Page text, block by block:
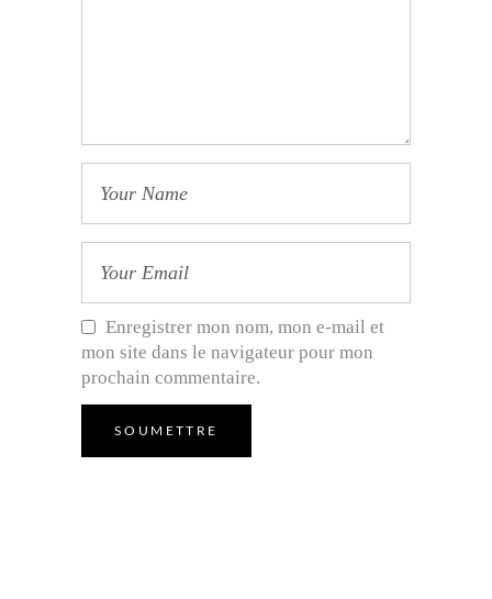
Enregistrer mon nom, mon e-mail et
mon site dans le navigateur pour mon
prochain commentaire.